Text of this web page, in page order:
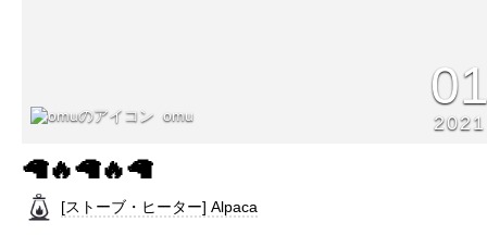
omu 2021
🦙🔥🦙🔥🦙
[ストーブ・ヒーター] Alpaca